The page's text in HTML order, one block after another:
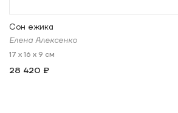
Сон ежика
Елена Алексенко
17 x 16 x 9 см
28 420 ₽